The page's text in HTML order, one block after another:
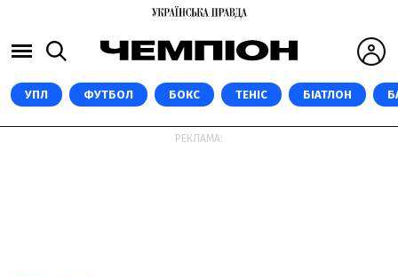
УПЛ ФУТБОЛ БОКС ТЕНІС БІАТЛОН
РЕКЛАМА: